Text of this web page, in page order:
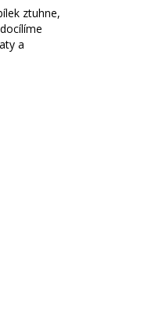
ztuhne,
a